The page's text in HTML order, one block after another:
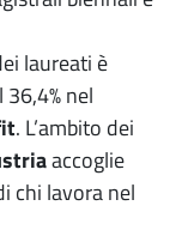
laureati è
nel
. L’ambito dei
accoglie
chi lavora nel